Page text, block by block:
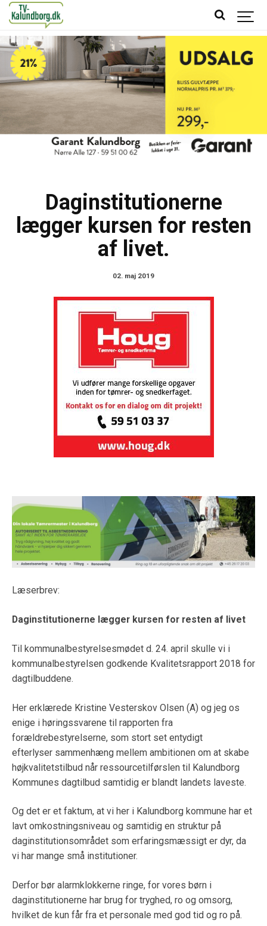
Daginstitutionerne
lægger kursen for resten
af livet.
02. maj 2019
Læserbrev:
Daginstitutionerne lægger kursen for resten af livet
Til kommunalbestyrelsesmødet d. 24. april skulle vi i
kommunalbestyrelsen godkende Kvalitetsrapport 2018 for
dagtilbuddene.
Her erklærede Kristine Vesterskov Olsen (A) og jeg os
enige i høringssvarene til rapporten fra
forældrebestyrelserne, som stort set entydigt
efterlyser sammenhæng mellem ambitionen om at skabe
højkvalitetstilbud når ressourcetilførslen til Kalundborg
Kommunes dagtilbud samtidig er blandt landets laveste.
Og det er et faktum, at vi her i Kalundborg kommune har et
lavt omkostningsniveau og samtidig en struktur på
daginstitutionsområdet som erfaringsmæssigt er dyr, da
vi har mange små institutioner.
Derfor bør alarmklokkerne ringe, for vores børn i
daginstitutionerne har brug for tryghed, ro og omsorg,
hvilket de kun får fra et personale med god tid og ro på.